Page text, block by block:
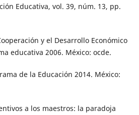
Educativa, vol. 39, núm. 13, pp.
y el Desarrollo Económico
educativa 2006. México: ocde.
de la Educación 2014. México:
a los maestros: la paradoja